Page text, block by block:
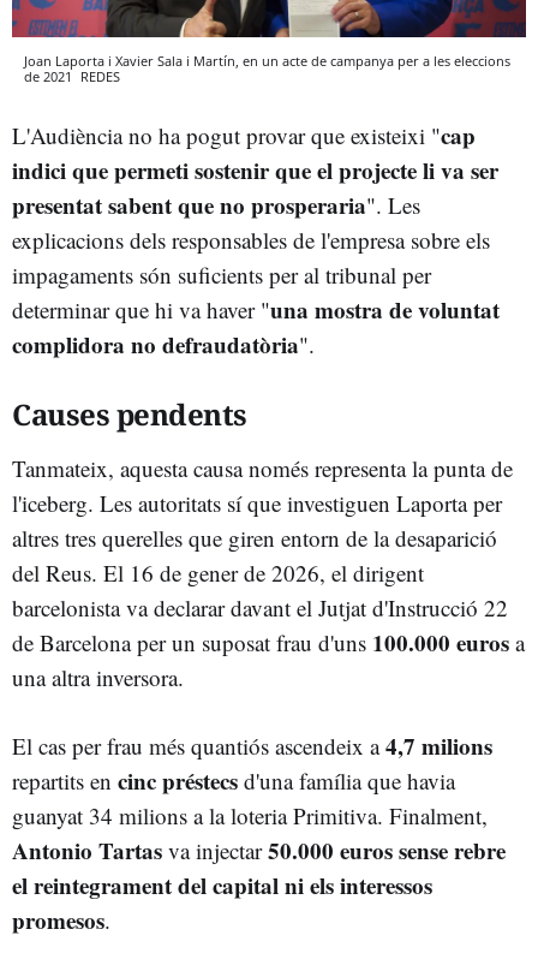
Joan Laporta i Xavier Sala i Martín, en un acte de campanya per a les eleccions
de 2021
REDES
L'Audiència no ha pogut provar que existeixi "cap
indici que permeti sostenir que el projecte li va ser
presentat sabent que no prosperaria". Les
explicacions dels responsables de l'empresa sobre els
impagaments són suficients per al tribunal per
determinar que hi va haver "una mostra de voluntat
complidora no defraudatòria".
Causes pendents
Tanmateix, aquesta causa només representa la punta de
l'iceberg. Les autoritats sí que investiguen Laporta per
altres tres querelles que giren entorn de la desaparició
del Reus. El 16 de gener de 2026, el dirigent
barcelonista va declarar davant el Jutjat d'Instrucció 22
de Barcelona per un suposat frau d'uns 100.000 euros a
una altra inversora.
El cas per frau més quantiós ascendeix a4,7 milions
repartits en cinc préstecs d'una família que havia
guanyat 34 milions a la loteria Primitiva. Finalment,
Antonio Tartas va injectar50.000 eurossense rebre
el reintegrament del capital ni els interessos
promesos.